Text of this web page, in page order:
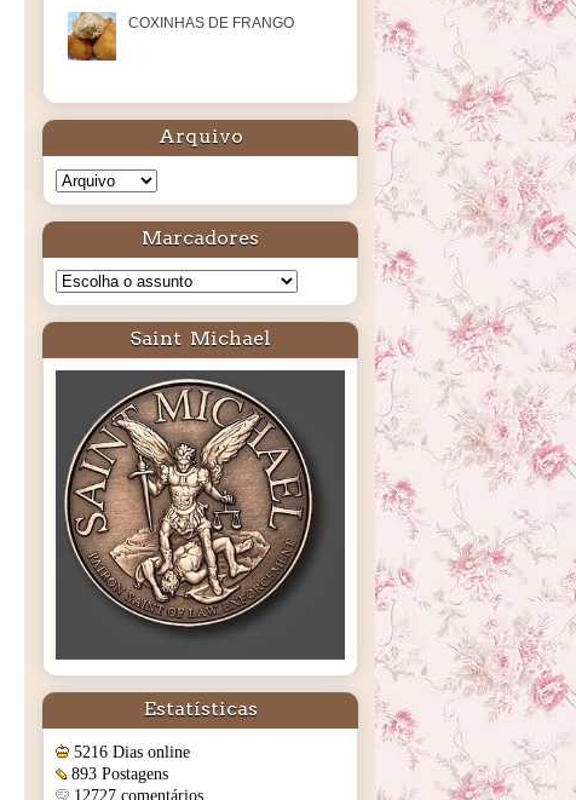
COXINHAS DE FRANGO
Arquivo
Marcadores
Saint Michael
Estatísticas
5216 Dias online
893 Postagens
12727 comentários